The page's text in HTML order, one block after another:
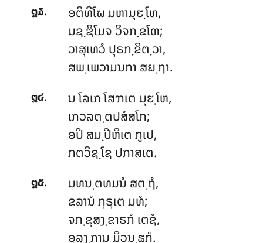
໘໓. ອຕິທີໂຆມຫາມຸຬ຺ໂຫ,
ມຊ຺ຌິໂມຈ ວິຈກ຺ຂໂຓ;
ວາສຸເທວໍ ປຸຣກ຺ຂິຕ຺ວາ,
ສພ຺ເພວາມນກາ ສຏ຺ຐາ.
໘໔.
ນ ໂລເກ ໂສຠເຕ ມຸຬ຺ໂຫ,
ເກວລຕ຺ຕປສໍສໂກ;
ອປິ ສມ຺ປິຫິເຕ ກູເປ,
ກຕວິຊ຺ໂຊ ປກາສເຕ.
໘໕.
ມທນ຺ຕທມນໍ ສຕ຺ຖໍ,
ຂລານໍ ກຸຣຸເຕ ມທໍ;
ຈກ຺ຂຸສງ຺ຂາຣກໍ ເຕຊໍ,
ອຸລຸງ຺ການ ມິວນ຺ຘກໍ.